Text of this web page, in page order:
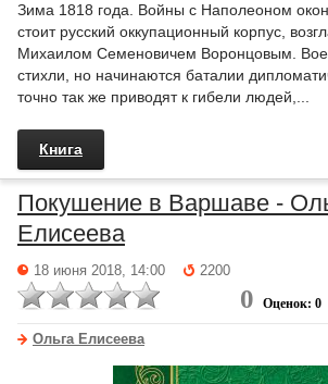
Зима 1818 года. Войны с Наполеоном
стоит русский оккупационный корпус,
Михаилом Семеновичем Воронцовым.
стихли, но начинаются баталии
точно так же приводят к гибели людей,...
Книга
Покушение в Варшаве -
Елисеева
18 июня 2018, 14:00 2200
0 Оценок: 0
Ольга Елисеева